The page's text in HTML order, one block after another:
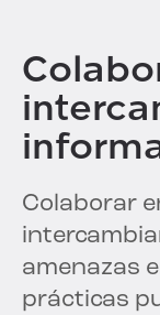
Colaborar
amenazas
prácticas